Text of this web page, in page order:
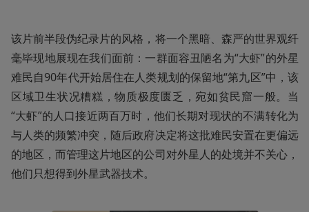
该片前半段伪纪录片的风格，将一个黑暗、森严的世界观纤
毫毕现地展现在我们面前：一群面容丑陋名为“大虾”的外星
难民自90年代开始居住在人类规划的保留地“第九区”中，该
区域卫生状况糟糕，物质极度匮乏，宛如贫民窟一般。当
“大虾”的人口接近两百万时，他们长期对现状的不满转化为
与人类的频繁冲突，随后政府决定将这批难民安置在更偏远
的地区，而管理这片地区的公司对外星人的处境并不关心，
他们只想得到外星武器技术。